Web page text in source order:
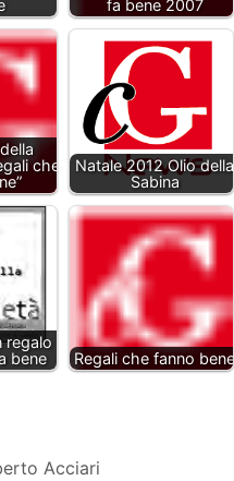
fa bene 2007
che
Natale 2012 Olio della
Sabina
regalo
bene
Regali che fanno bene
Acciari